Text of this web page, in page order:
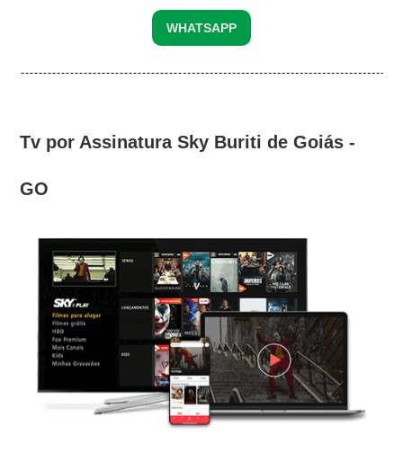
WHATSAPP
Tv por Assinatura Sky Buriti de Goiás -
GO